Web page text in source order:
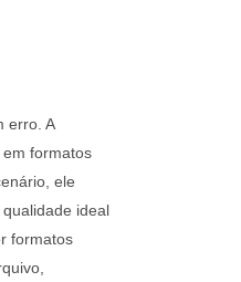
erro. A
formatos
ele
ideal
formatos